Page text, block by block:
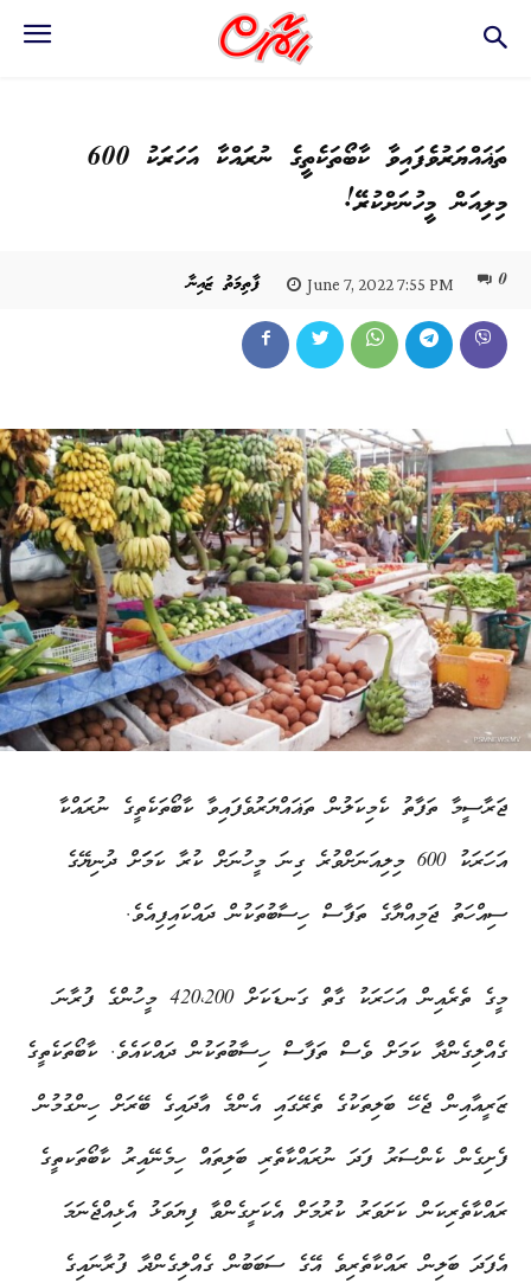
ތަޣައްޔަރުވެފައިވާ ކާބޯތަކެތީގެ ނުރައްކާ އަހަރަކު 600
މިލިއަން މީހުނަށްކުރޭ!
ފާތިމަތު ޒައިނާ June 7, 2022 7:55 PM 0
ޖަރާސީމާ ތަފާތު ކެމިކަލުން ތަޣައްޔަރުވެފައިވާ ކާބޯތަކެތީގެ ނުރައްކާ
އަހަރަކު 600 މިލިއަނަށްވުރެ ގިނަ މީހުނަށް ކުރާ ކަމަަށް ދުނިޔޭގެ
ސިއްހަތު ޖަމިއްޔާގެ ތަފާސް ހިސާބުތަކުން ދައްކައިފިއެވެ.
މީގެ ތެރެއިން އަހަރަކު ގާތް ގަނޑަކަށް 420،200 މީހުންގެ ފުރާނަ
ގެއްލިގެންދާ ކަމަށް ވެސް ތަފާސް ހިސާބުތަކުން ދައްކައެވެ. ކާބޯތަކެތީގެ
ޒަރީއާއިން ޖެހޭ ބަލިތަކުގެ ތެރޭގައި އެންމެ އާދައިގެ ބޭރަށް ހިންގުމުން
ފެށިގެން ކެންސަރު ފަދަ ނުރައްކާތެރި ބަލިތައް ހިމެނޭއިރު ކާބޯތަކތީގެ
ރައްކާތެރިކަން ކަށަވަރު ކުރުމަށް އެކަށީގެންވާ ފިޔަވަޅު އެޅިއްޖެނަމަ
އެފަދަ ބަލިން ރައްކާތެރިވެ އޭގެ ސަބަބުން ގެއްލިގެންދާ ފުރާނައިގެ